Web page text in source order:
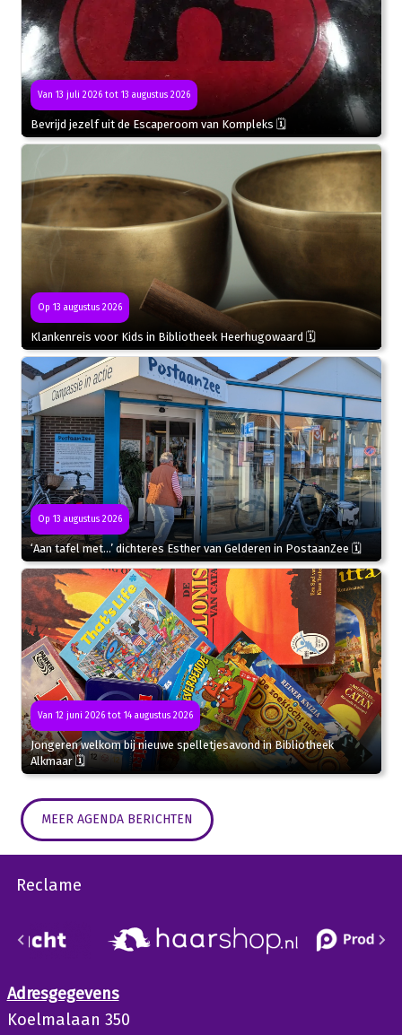
Van 13 juli 2026 tot 13 augustus 2026
Bevrijd jezelf uit de Escaperoom van Kompleks 🗓
Op 13 augustus 2026
Klankenreis voor Kids in Bibliotheek Heerhugowaard 🗓
Op 13 augustus 2026
‘Aan tafel met…’ dichteres Esther van Gelderen in PostaanZee 🗓
Van 12 juni 2026 tot 14 augustus 2026
Jongeren welkom bij nieuwe spelletjesavond in Bibliotheek
Alkmaar 🗓
MEER AGENDA BERICHTEN
Reclame
Adresgegevens
Koelmalaan 350